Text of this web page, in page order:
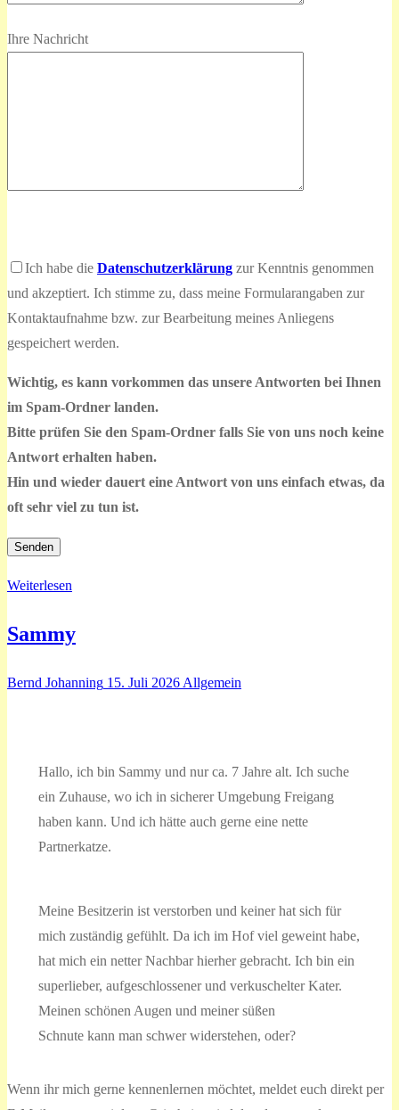
Ihre Nachricht
dieses
Feld
leer.
lasse
dieses
Feld
leer.
Ich habe die Datenschutzerklärung zur Kenntnis genommen
und akzeptiert. Ich stimme zu, dass meine Formularangaben zur
Kontaktaufnahme bzw. zur Bearbeitung meines Anliegens
gespeichert werden.
Wichtig, es kann vorkommen das unsere Antworten bei Ihnen
im Spam-Ordner landen.
Bitte prüfen Sie den Spam-Ordner falls Sie von uns noch keine
Antwort erhalten haben.
Hin und wieder dauert eine Antwort von uns einfach etwas, da
oft sehr viel zu tun ist.
Weiterlesen
Sammy
Bernd Johanning 15. Juli 2026 Allgemein
Hallo, ich bin Sammy und nur ca. 7 Jahre alt. Ich suche
ein Zuhause, wo ich in sicherer Umgebung Freigang
haben kann. Und ich hätte auch gerne eine nette
Partnerkatze.
Meine Besitzerin ist verstorben und keiner hat sich für
mich zuständig gefühlt. Da ich im Hof viel geweint habe,
hat mich ein netter Nachbar hierher gebracht. Ich bin ein
superlieber, aufgeschlossener und verkuschelter Kater.
Meinen schönen Augen und meiner süßen
Schnute kann man schwer widerstehen, oder?
Wenn ihr mich gerne kennenlernen möchtet, meldet euch direkt per